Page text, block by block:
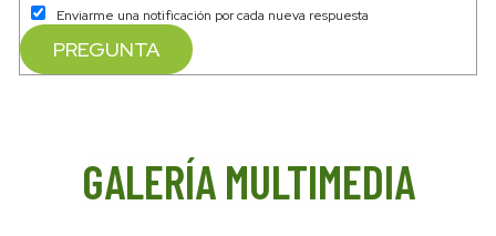
Enviarme una notificación por cada nueva respuesta
GALERÍA MULTIMEDIA